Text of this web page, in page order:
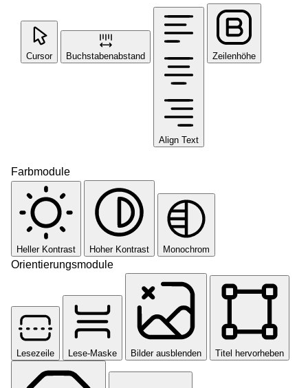
Cursor Buchstabenabstand
Align Text
Zeilenhöhe
Farbmodule
Heller Kontrast Hoher Kontrast Monochrom
Orientierungsmodule
Lesezeile Lese-Maske Bilder ausblenden Titel hervorheben